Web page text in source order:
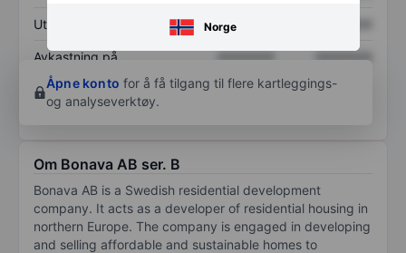
Norge
Utbytte per aksje XXXXXXX
Avkastning på
egenkapital
XXXXXXX
XXXXXXX
Åpne konto for å få tilgang til flere kartleggings-
og analyseverktøy.
Om Bonava AB ser. B
Bonava AB is a Swedish residential development
company. It acts as a developer of residential housing in
northern Europe. The company is engaged in developing
and selling affordable and sustainable homes to